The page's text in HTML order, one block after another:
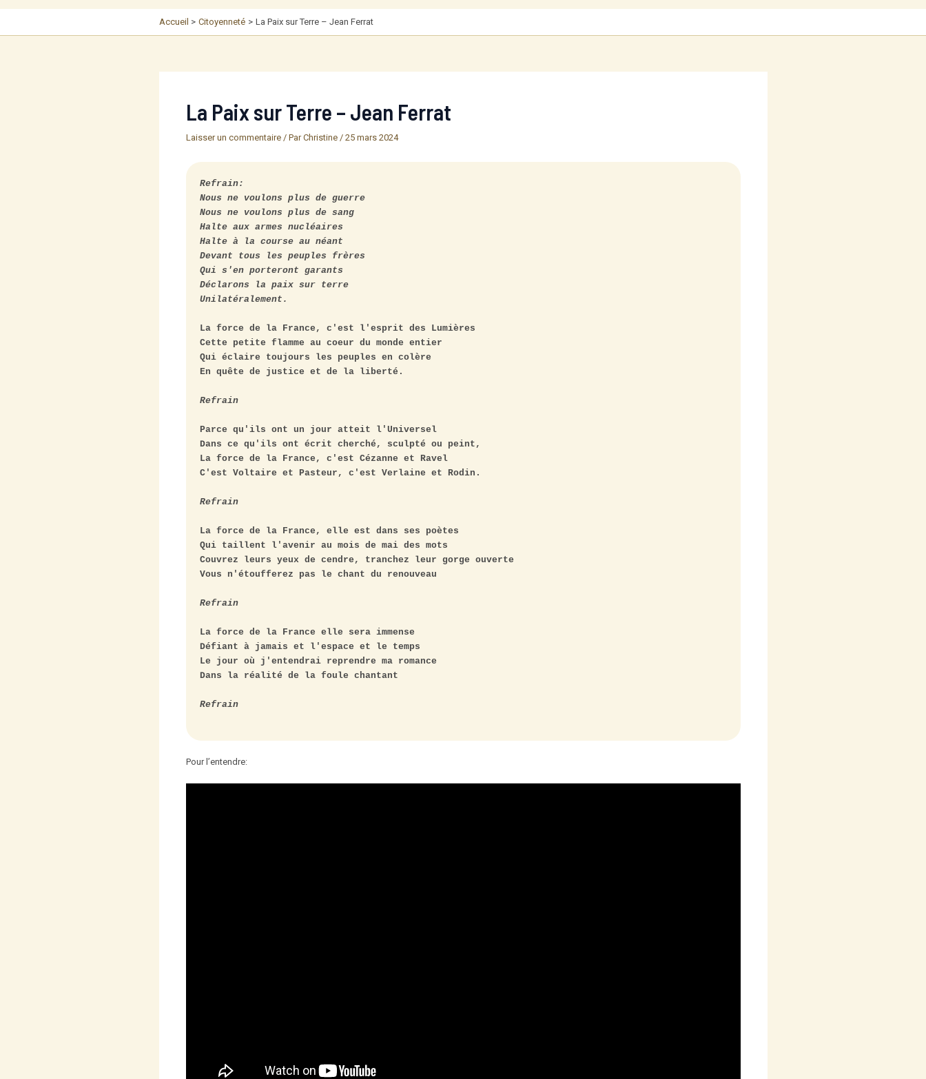
Accueil Citoyenneté La Paix sur Terre – Jean Ferrat
La Paix sur Terre – Jean Ferrat
Laisser un commentaire / ParChristine / 25 mars 2024
Refrain:
Nous ne voulons plus de guerre
Nous ne voulons plus de sang
Halte aux armes nucléaires
Halte à la course au néant
Devant tous les peuples frères
Qui s'en porteront garants
Déclarons la paix sur terre
Unilatéralement.
La force de la France, c'est l'esprit des Lumières
Cette petite flamme au coeur du monde entier
Qui éclaire toujours les peuples en colère
En quête de justice et de la liberté.
Refrain
Parce qu'ils ont un jour atteit l'Universel
Dans ce qu'ils ont écrit cherché, sculpté ou peint,
La force de la France, c'est Cézanne et Ravel
C'est Voltaire et Pasteur, c'est Verlaine et Rodin.
Refrain
La force de la France, elle est dans ses poètes
Qui taillent l'avenir au mois de mai des mots
Couvrez leurs yeux de cendre, tranchez leur gorge ouverte
Vous n'étoufferez pas le chant du renouveau
Refrain
La force de la France elle sera immense
Défiant à jamais et l'espace et le temps
Le jour où j'entendrai reprendre ma romance
Dans la réalité de la foule chantant
Refrain
Pour l’entendre: